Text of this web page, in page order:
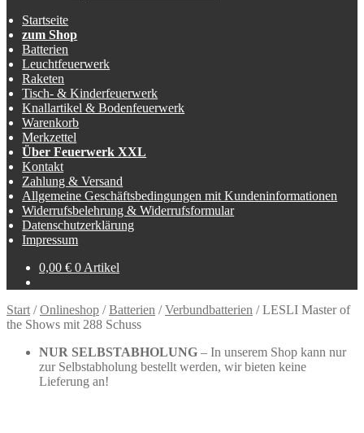
Startseite
zum Shop
Batterien
Leuchtfeuerwerk
Raketen
Tisch- & Kinderfeuerwerk
Knallartikel & Bodenfeuerwerk
Warenkorb
Merkzettel
Über Feuerwerk XXL
Kontakt
Zahlung & Versand
Allgemeine Geschäftsbedingungen mit Kundeninformationen
Widerrufsbelehrung & Widerrufsformular
Datenschutzerklärung
Impressum
0,00 € 0 Artikel
Start /Onlineshop /Batterien /Verbundbatterien /LESLI Master of
the Shows mit 288 Schuss
NUR SELBSTABHOLUNG – In unserem Shop kann nur
zur Selbstabholung bestellt werden, wir bieten keine
Lieferung an!